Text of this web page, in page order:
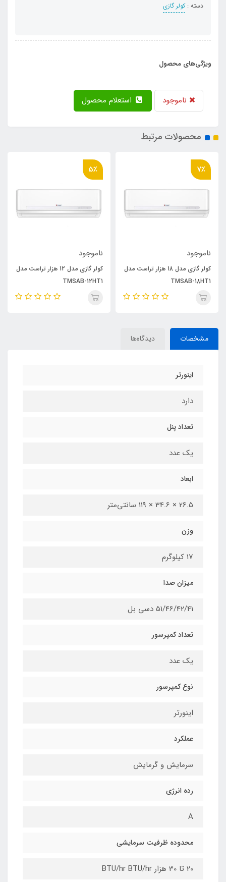
دسته :کولر گازی
ویژگی‌های محصول
ناموجود
محصولات مرتبط
7٪
ناموجود
کولر گازی مدل 18 هزار تراست مدل
TMSAB-18HT1
5٪
ناموجود
کولر گازی مدل 12 هزار تراست مدل
TMSAB-12HT1
مشخصات دیدگاه‌ها
اینورتر
دارد
تعداد پنل
یک عدد
ابعاد
26.5 × 34.6 × 119 سانتی‌متر
وزن
17 کیلوگرم
میزان صدا
51/46/42/41 دسی بل
تعداد کمپرسور
یک عدد
نوع کمپرسور
اینورتر
عملکرد
سرمایش و گرمایش
رده انرژی
A
محدوده ظرفیت سرمایشی
20 تا 30 هزار BTU/hr BTU/hr